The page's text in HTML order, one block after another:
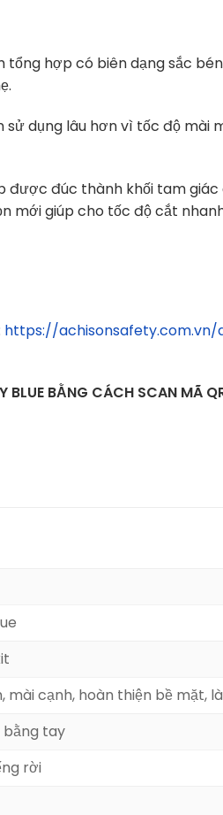
tổng hợp có biên dạng sắc
dụng lâu hơn vì tốc độ
được đúc thành khối tam
mới giúp cho tốc độ cắt
https://
BẰNG CÁCH SCAN MÃ
, mài cạnh, hoàn thiện bề mặt,
tay
rời